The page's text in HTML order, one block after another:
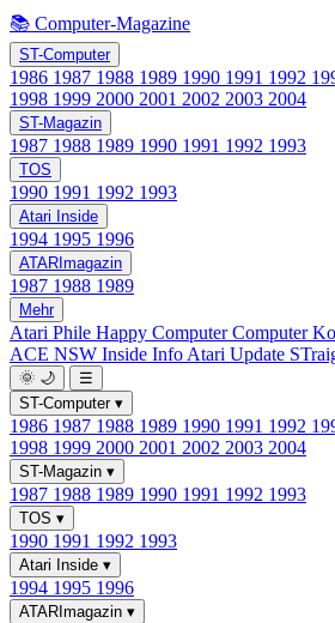
📚 Computer-Magazine
ST-Computer
1986 1987 1988 1989 1990 1991 1992
1998 1999 2000 2001 2002 2003 2004
ST-Magazin
1987 1988 1989 1990 1991 1992 1993
TOS
1990 1991 1992 1993
Atari Inside
1994 1995 1996
ATARImagazin
1987 1988 1989
Mehr
Atari Phile Happy ComputerComputer
ACE NSW Inside Info Atari Update
🌞 🌙
☰
ST-Computer ▾
1986 1987 1988 1989 1990 1991 1992
1998 1999 2000 2001 2002 2003 2004
ST-Magazin ▾
1987 1988 1989 1990 1991 1992 1993
TOS ▾
1990 1991 1992 1993
Atari Inside ▾
1994 1995 1996
ATARImagazin ▾